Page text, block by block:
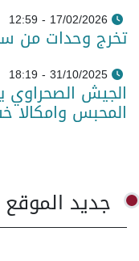
17/02/2026 - 12:59
تخرج وحدات من
31/10/2025 - 18:19
الجيش الصحراوي
المحبس وامكالا
جديد الموقع